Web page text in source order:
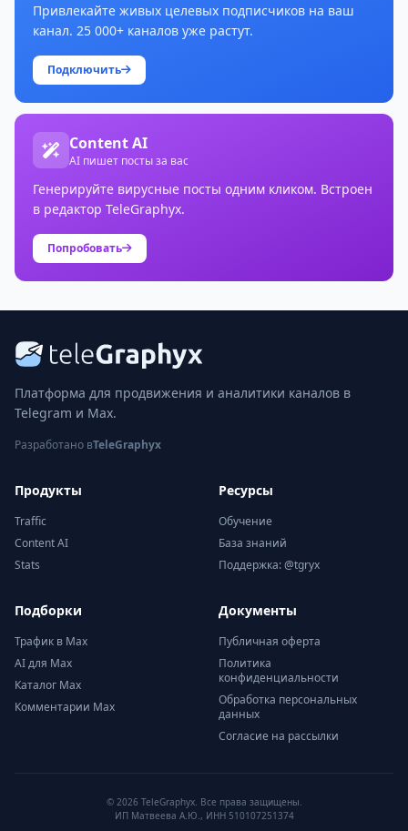
Привлекайте живых целевых подписчиков на ваш
канал. 25 000+ каналов уже растут.
Подключить
Content AI
AI пишет посты за вас
Генерируйте вирусные посты одним кликом. Встроен
в редактор TeleGraphyx.
Попробовать
Платформа для продвижения и аналитики каналов в
Telegram и Max.
Разработано вTeleGraphyx
Продукты
Traffic
Content AI
Stats
Ресурсы
Обучение
База знаний
Поддержка: @tgryx
Подборки
Трафик в Max
AI для Max
Каталог Max
Комментарии Max
Документы
Публичная оферта
Политика
конфиденциальности
Обработка персональных
данных
Согласие на рассылки
© 2026 TeleGraphyx. Все права защищены.
ИП Матвеева А.Ю., ИНН 510107251374